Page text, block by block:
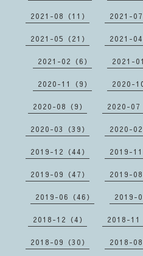
2021-08（11） 2021-07
2021-05（21） 2021-04
2021-02（6） 2021-01
2020-11（9） 2020-10
2020-08（9） 2020-07
2020-03（39） 2020-02
2019-12（44） 2019-11
2019-09（47） 2019-08
2019-06（46） 2019-
2018-12（4） 2018-11
2018-09（30） 2018-08